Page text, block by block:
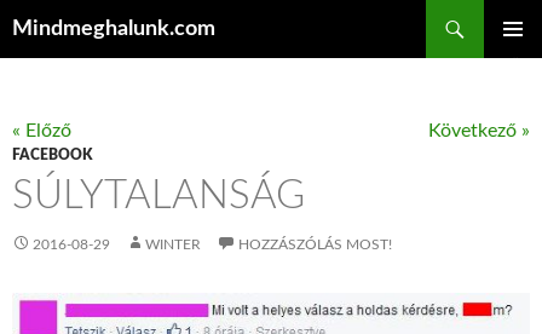
Mindmeghalunk.com
« Előző Következő »
FACEBOOK
SÚLYTALANSÁG
2016-08-29 WINTER HOZZÁSZÓLÁS MOST!